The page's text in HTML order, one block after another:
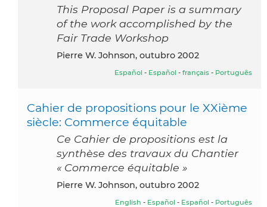
This Proposal Paper is a summary
of the work accomplished by the
Fair Trade Workshop
Pierre W. Johnson, outubro 2002
Español - Español - français - Português
Cahier de propositions pour le XXième
siècle: Commerce équitable
Ce Cahier de propositions est la
synthèse des travaux du Chantier
« Commerce équitable »
Pierre W. Johnson, outubro 2002
English - Español - Español - Português